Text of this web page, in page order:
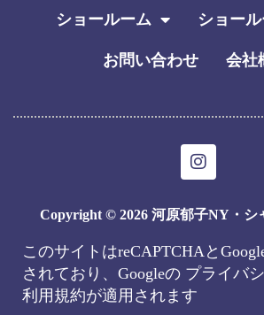
ショールーム ショー
お問い合わせ 会社
I
n
t
a
r
a
Copyright © 2026 河原郁子NY・シ
このサイトはreCAPTCHAと
されており、Googleの プライバ
利用規約が適用されます